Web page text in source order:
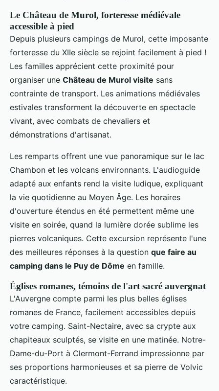
Le Château de Murol, forteresse médiévale
accessible à pied
Depuis plusieurs campings de Murol, cette imposante
forteresse du XIIe siècle se rejoint facilement à pied !
Les familles apprécient cette proximité pour
organiser une Château de Murol visite sans
contrainte de transport. Les animations médiévales
estivales transforment la découverte en spectacle
vivant, avec combats de chevaliers et
démonstrations d'artisanat.
Les remparts offrent une vue panoramique sur le lac
Chambon et les volcans environnants. L'audioguide
adapté aux enfants rend la visite ludique, expliquant
la vie quotidienne au Moyen Âge. Les horaires
d'ouverture étendus en été permettent même une
visite en soirée, quand la lumière dorée sublime les
pierres volcaniques. Cette excursion représente l'une
des meilleures réponses à la question que faire au
camping dans le Puy de Dôme en famille.
Églises romanes, témoins de l'art sacré auvergnat
L'Auvergne compte parmi les plus belles églises
romanes de France, facilement accessibles depuis
votre camping. Saint-Nectaire, avec sa crypte aux
chapiteaux sculptés, se visite en une matinée. Notre-
Dame-du-Port à Clermont-Ferrand impressionne par
ses proportions harmonieuses et sa pierre de Volvic
caractéristique.